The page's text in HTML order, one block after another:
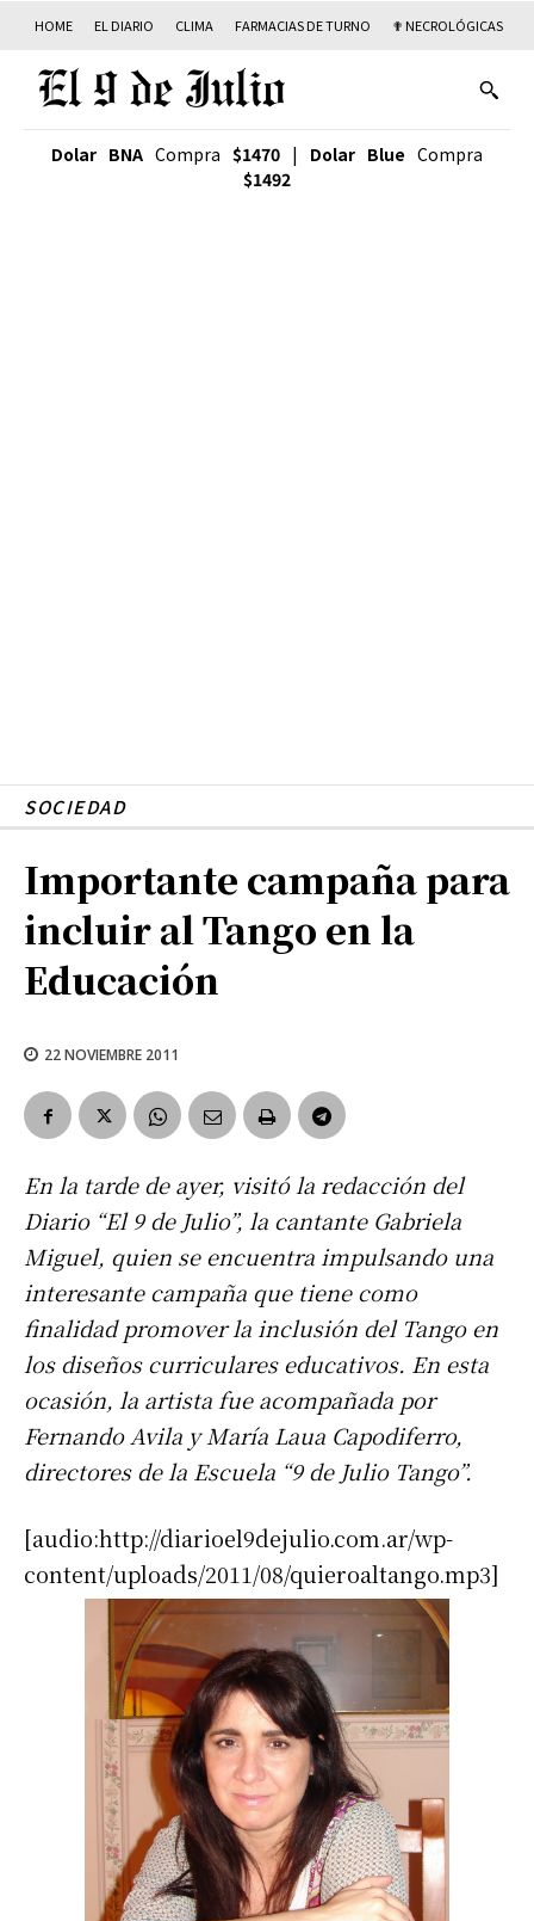
HOME EL DIARIO CLIMA FARMACIAS DE TURNO ✟ NECROLÓGICAS
Dolar BNA Compra $1470 | Dolar Blue Compra
$1492
SOCIEDAD
Importante campaña para
incluir al Tango en la
Educación
22 NOVIEMBRE 2011
En la tarde de ayer, visitó la redacción del
Diario “El 9 de Julio”, la cantante Gabriela
Miguel, quien se encuentra impulsando una
interesante campaña que tiene como
finalidad promover la inclusión del Tango en
los diseños curriculares educativos. En esta
ocasión, la artista fue acompañada por
Fernando Avila y María Laua Capodiferro,
directores de la Escuela “9 de Julio Tango”.
[audio:http://diarioel9dejulio.com.ar/wp-
content/uploads/2011/08/quieroaltango.mp3]